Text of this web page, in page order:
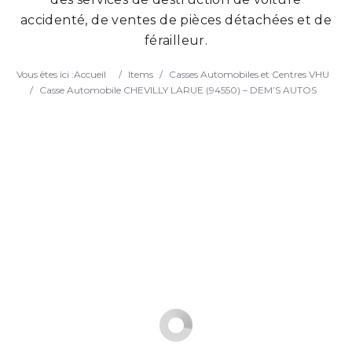
accidenté, de ventes de pièces détachées et de
férailleur.
Vous êtes ici :Accueil / Items / Casses Automobiles et Centres VHU
/
Casse Automobile CHEVILLY LARUE (94550) – DEM’S AUTOS